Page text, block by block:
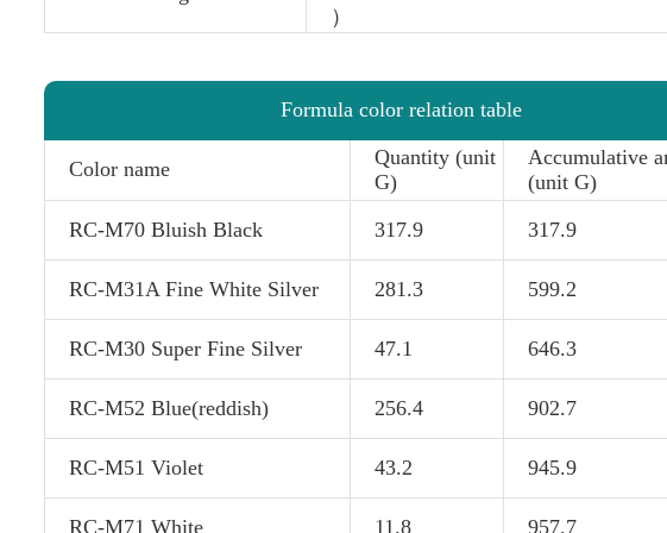
）
Formula color relation table
Color name
Quantity (unit
G)
Accumulative
(unit G)
RC-M70 Bluish Black
317.9 317.9
RC-M31A Fine White Silver 281.3 599.2
RC-M30 Super Fine Silver 47.1 646.3
RC-M52 Blue(reddish) 256.4 902.7
RC-M51 Violet 43.2 945.9
RC-M71 White 11.8 957.7